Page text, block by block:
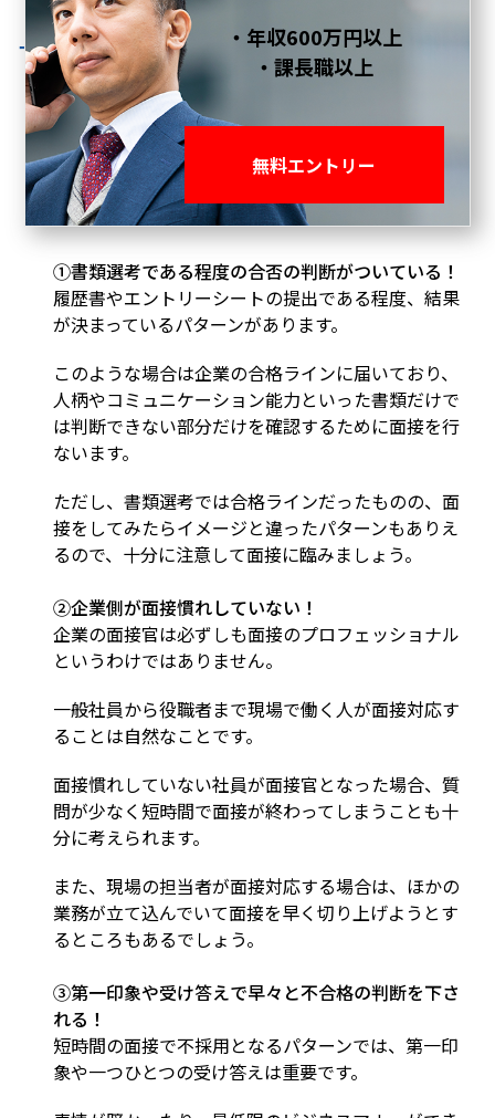
■面接時間が30分未満？ 短時間面接のパター
ンとは
転職面接が30分未満や15分未満など短時間となっ
た場合は、企業側としてどのような思惑があるので
しょうか。
ここで、短時間面接の要因として考えられるパター
ンを見ていきましょう。
①書類選考である程度の合否の判断がついている！
履歴書やエントリーシートの提出である程度、結果
が決まっているパターンがあります。
このような場合は企業の合格ラインに届いており、
人柄やコミュニケーション能力といった書類だけで
は判断できない部分だけを確認するために面接を行
ないます。
ただし、書類選考では合格ラインだったものの、面
接をしてみたらイメージと違ったパターンもありえ
るので、十分に注意して面接に臨みましょう。
②企業側が面接慣れしていない！
企業の面接官は必ずしも面接のプロフェッショナル
というわけではありません。
一般社員から役職者まで現場で働く人が面接対応す
ることは自然なことです。
面接慣れしていない社員が面接官となった場合、質
問が少なく短時間で面接が終わってしまうことも十
分に考えられます。
また、現場の担当者が面接対応する場合は、ほかの
業務が立て込んでいて面接を早く切り上げようとす
るところもあるでしょう。
③第一印象や受け答えで早々と不合格の判断を下さ
れる！
短時間の面接で不採用となるパターンでは、第一印
象や一つひとつの受け答えは重要です。
・年収600万円以上
・課長職以上
無料エントリー